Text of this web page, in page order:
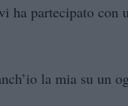
ha partecipato con
la mia su un